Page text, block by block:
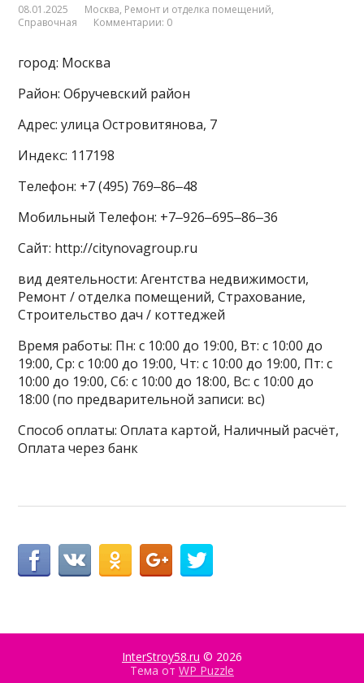
08.01.2025 Москва, Ремонт и отделка помещений,
Справочная
Комментарии: 0
город: Москва
Район: Обручевский район
Адрес: улица Островитянова, 7
Индекс: 117198
Телефон: +7 (495) 769‒86‒48
Мобильный Телефон: +7‒926‒695‒86‒36
Сайт: http://citynovagroup.ru
вид деятельности: Агентства недвижимости,
Ремонт / отделка помещений, Страхование,
Строительство дач / коттеджей
Время работы: Пн: с 10:00 до 19:00, Вт: с 10:00 до
19:00, Ср: с 10:00 до 19:00, Чт: с 10:00 до 19:00, Пт: с
10:00 до 19:00, Сб: с 10:00 до 18:00, Вс: с 10:00 до
18:00 (по предварительной записи: вс)
Способ оплаты: Оплата картой, Наличный расчёт,
Оплата через банк
InterStroy58.ru © 2026
Тема от WP Puzzle